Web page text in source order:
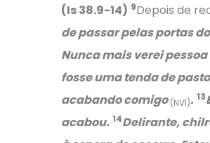
(Is 38.9-14) 9Depois de
de passar pelas portas
Nunca mais verei
fosse uma tenda de
acabando comigo(NVI). 13
acabou. 14Delirante,